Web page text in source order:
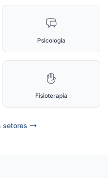
Psicologia
Fisioterapia
setores